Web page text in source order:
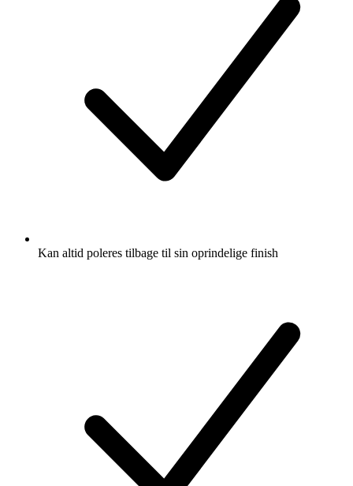
Kan altid poleres tilbage til sin oprindelige finish